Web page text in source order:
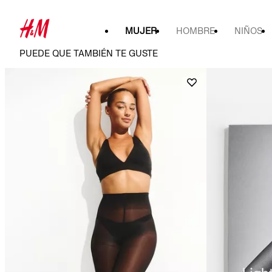
MUJER HOMBRE NIÑOS
PUEDE QUE TAMBIÉN TE GUSTE